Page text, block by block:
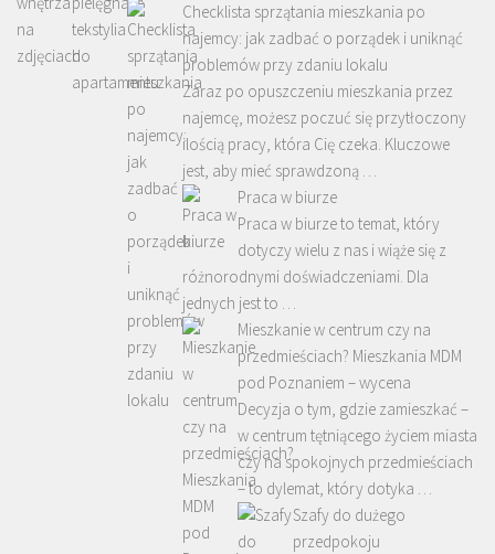
Checklista sprzątania mieszkania po
najemcy: jak zadbać o porządek i uniknąć
problemów przy zdaniu lokalu
Zaraz po opuszczeniu mieszkania przez
najemcę, możesz poczuć się przytłoczony
ilością pracy, która Cię czeka. Kluczowe
jest, aby mieć sprawdzoną …
Praca w biurze
Praca w biurze to temat, który
dotyczy wielu z nas i wiąże się z
różnorodnymi doświadczeniami. Dla
jednych jest to …
Mieszkanie w centrum czy na
przedmieściach? Mieszkania MDM
pod Poznaniem – wycena
Decyzja o tym, gdzie zamieszkać –
w centrum tętniącego życiem miasta
czy na spokojnych przedmieściach
– to dylemat, który dotyka …
Szafy do dużego
przedpokoju